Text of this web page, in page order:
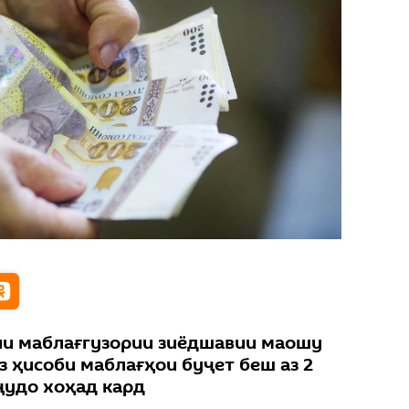
маблағгузории зиёдшавии маошу
ҳисоби маблағҳои буҷет беш аз 2
хоҳад кард